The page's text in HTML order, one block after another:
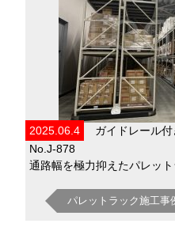
2025.06.4
ガイドレール
No.J-878
通路幅を極力抑えたパレッ
パレットラック施工事